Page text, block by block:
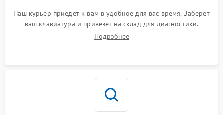
Наш курьер приедет к вам в удобное для вас время. Заберет
ваш клавиатура и привезет на склад для диагностики.
Подробнее